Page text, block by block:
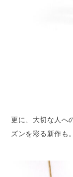
更に、大切な人へ
ズンを彩る新作も。